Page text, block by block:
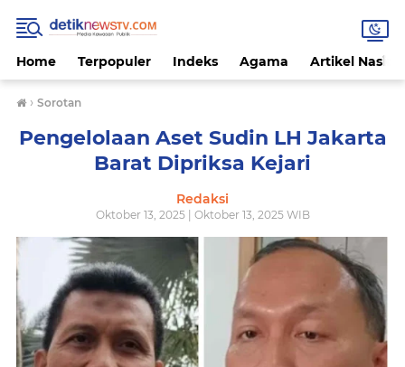
Home Terpopuler Indeks Agama Artikel
› Sorotan
Pengelolaan Aset Sudin LH Jakarta
Barat Dipriksa Kejari
Redaksi
Oktober 13, 2025 | Oktober 13, 2025 WIB